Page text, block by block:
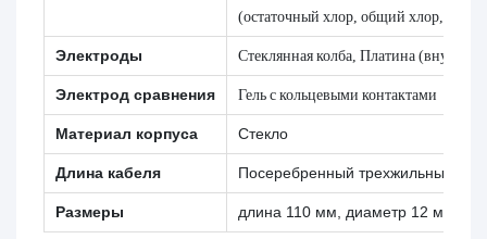
(остаточный хлор, общий хлор,
Электроды Стеклянная колба, Платина (внутри)
Электрод сравнения Гель с кольцевыми контактами
Материал корпуса Стекло
Длина кабеля Посеребренный трехжильный
Размеры длина 110 мм, диаметр 12 мм.